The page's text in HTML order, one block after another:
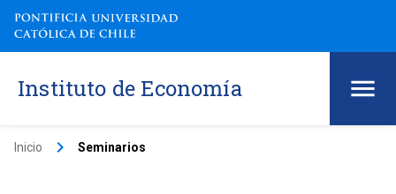
Instituto de Economía
Inicio keyboard_arrow_right Seminarios